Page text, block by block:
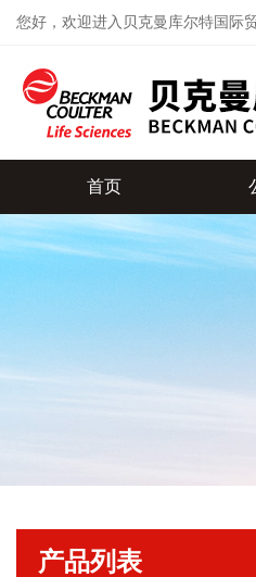
您好，欢迎进入贝克曼库尔特国际
首页
产品列表